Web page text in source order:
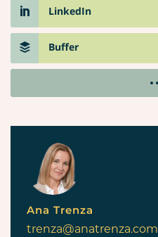
LinkedIn
Buffer
Ana Trenza
trenza@anatrenza.com